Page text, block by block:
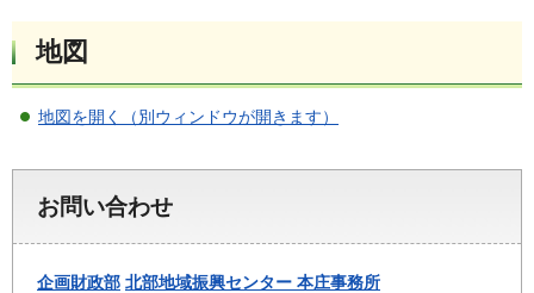
地図
地図を開く（別ウィンドウが開きます）
お問い合わせ
企画財政部 北部地域振興センター 本庄事務所